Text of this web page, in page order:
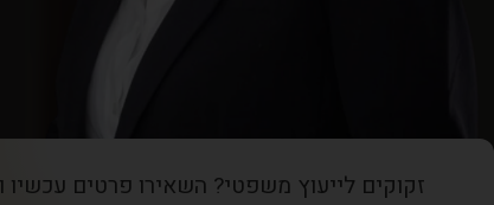
זקוקים לייעוץ משפטי? השאירו פרטים עכשיו